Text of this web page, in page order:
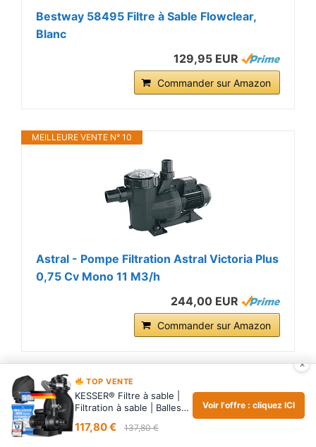
Bestway 58495 Filtre à Sable Flowclear,
Blanc
129,95 EUR
Commander sur Amazon
MEILLEURE VENTE N° 10
Astral - Pompe Filtration Astral Victoria Plus
0,75 Cv Mono 11 M3/h
244,00 EUR
Commander sur Amazon
4.9 (98%)187votes
D'autres articles :
×
TOP VENTE
KESSER® Filtre à sable |
Filtration à sable | Balles
117,80 € 137,80 €
Voir l'offre : cliquez ICI